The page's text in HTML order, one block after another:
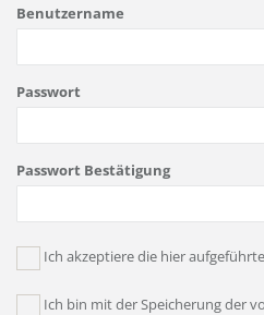
Benutzername
Passwort
Passwort Bestätigung
Ich akzeptiere die hier
Ich bin mit der Speicherung der